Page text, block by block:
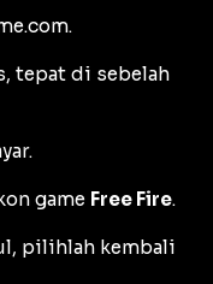
tepat di sebelah
game Free Fire.
pilihlah kembali